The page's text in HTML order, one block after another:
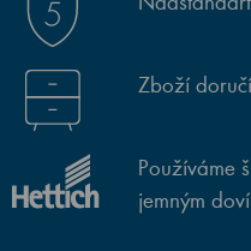
Zboží
Používáme
jemným